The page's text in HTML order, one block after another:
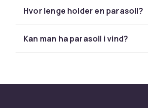
til siden og gir fri og uhindret
tyngre stativ.
Polyester er det vanligste
Hvor lenge holder en parasoll?
Kan man ha parasoll i vind?